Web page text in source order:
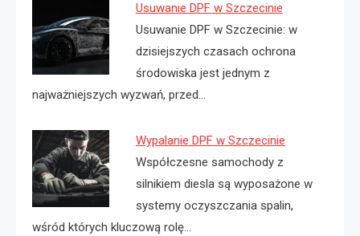
Usuwanie DPF w Szczecinie
Usuwanie DPF w Szczecinie: w
dzisiejszych czasach ochrona
środowiska jest jednym z
najważniejszych wyzwań, przed…
Wypalanie DPF w Szczecinie
Współczesne samochody z
silnikiem diesla są wyposażone w
systemy oczyszczania spalin,
wśród których kluczową rolę…